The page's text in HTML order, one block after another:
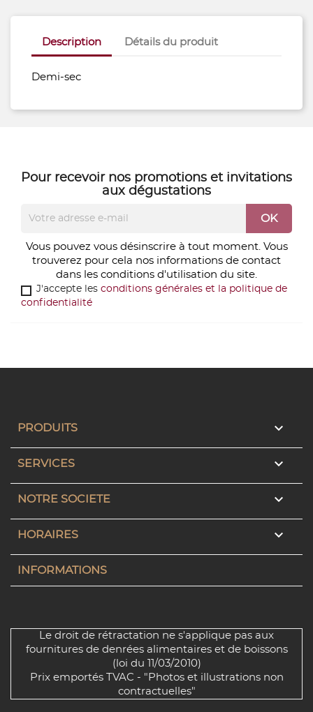
Description Détails du produit
Demi-sec
Pour recevoir nos promotions et invitations
aux dégustations
Vous pouvez vous désinscrire à tout moment. Vous
trouverez pour cela nos informations de contact
dans les conditions d'utilisation du site.
J'accepte les conditions générales et la politique de
confidentialité
PRODUITS 
SERVICES 
NOTRE SOCIETE 
HORAIRES 
INFORMATIONS
Le droit de rétractation ne s'applique pas aux
fournitures de denrées alimentaires et de boissons
(loi du 11/03/2010)
Prix emportés TVAC - "Photos et illustrations non
contractuelles"